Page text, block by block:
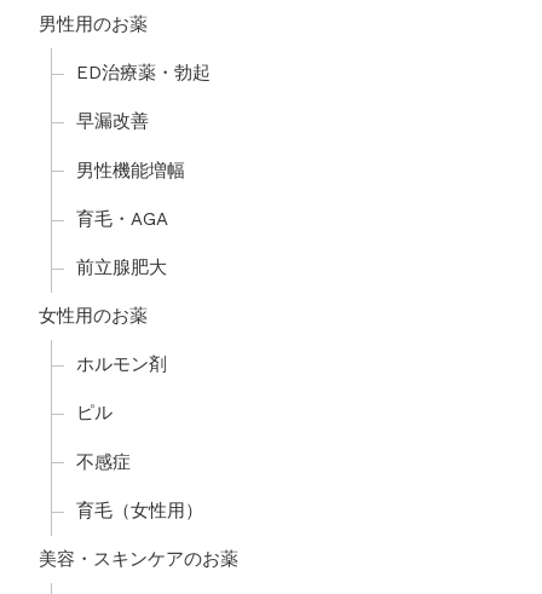
男性用のお薬
ED治療薬・勃起
早漏改善
男性機能増幅
育毛・AGA
前立腺肥大
女性用のお薬
ホルモン剤
ピル
不感症
育毛（女性用）
美容・スキンケアのお薬